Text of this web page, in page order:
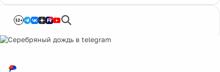
12+